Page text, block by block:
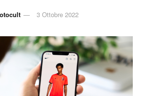
3 Ottobre 2022